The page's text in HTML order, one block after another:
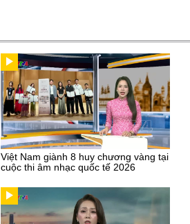
Việt Nam giành 8 huy chương vàng tại
cuộc thi âm nhạc quốc tế 2026